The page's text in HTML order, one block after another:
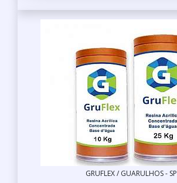
GRUFLEX / GUARULHOS - SP